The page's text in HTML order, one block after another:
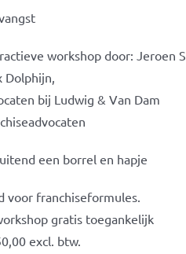
workshop door: Jeroen
Dolphijn,
bij Ludwig & Van Dam
een borrel en hapje
voor franchiseformules.
gratis toegankelijk
excl. btw.